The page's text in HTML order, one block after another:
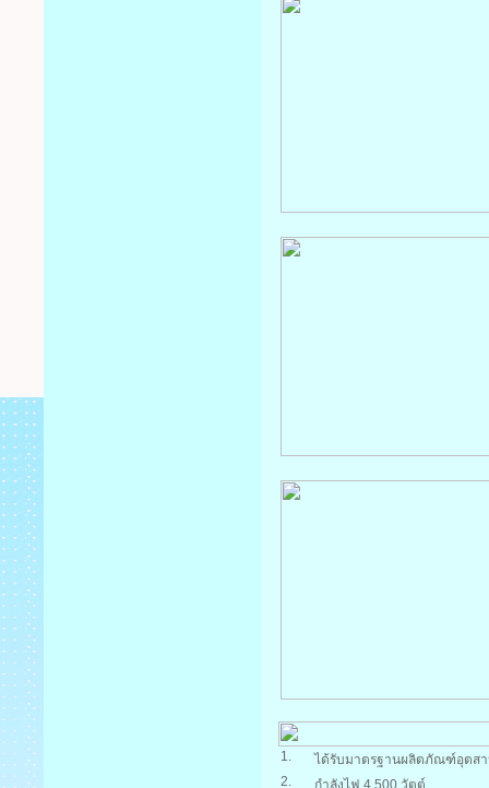
1.
ได้รับมาตรฐานผลิตภัณฑ์อุตสา
2.
กำลังไฟ 4,500 วัตต์